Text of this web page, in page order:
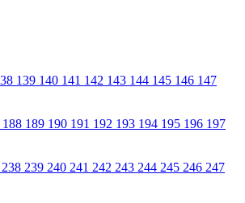
139 140 141 142 143 144 145 146 147
188 189 190 191 192 193 194 195 196 197
238 239 240 241 242 243 244 245 246 247